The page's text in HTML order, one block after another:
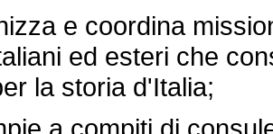
e coordina
ed esteri che
la storia d'Italia;